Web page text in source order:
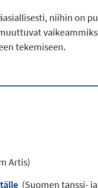
niihin on
tekemiseen.
Artis)
(Suomen tanssi- ja